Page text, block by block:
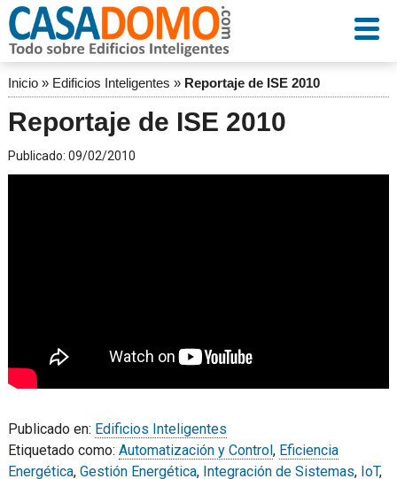
Inicio» Edificios Inteligentes » Reportaje de ISE 2010
Reportaje de ISE 2010
Publicado: 09/02/2010
Publicado en: Edificios Inteligentes
Etiquetado como: Automatización y Control, Eficiencia
Energética, Gestión Energética, Integración de Sistemas, IoT,